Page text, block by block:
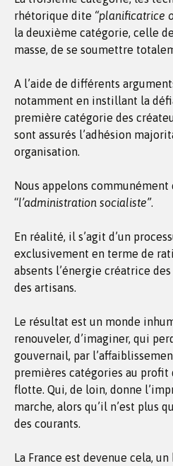
rhétorique dite “planificatrice
la deuxième catégorie, celle
masse, de se soumettre
A l’aide de différents
notamment en instillant la
première catégorie des
sont assurés l’adhésion
organisation.
Nous appelons
“l’administration socialiste”.
En réalité, il s’agit d’un
exclusivement en terme de
absents l’énergie créatrice
des artisans.
Le résultat est un monde
renouveler, d’imaginer, qui
gouvernail, par
premières catégories au profit
flotte. Qui, de loin, donne
marche, alors qu’il n’est plus
des courants.
La France est devenue cela,